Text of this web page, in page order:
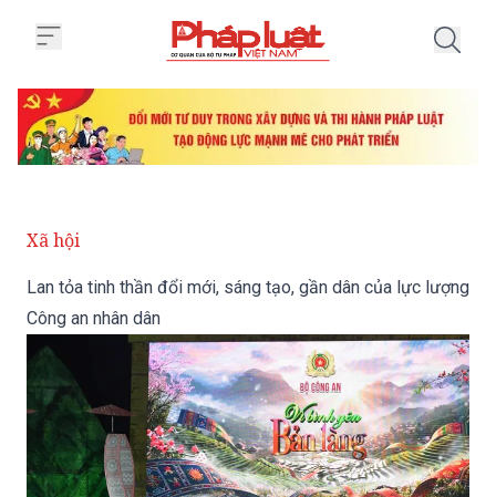
Xã hội
Lan tỏa tinh thần đổi mới, sáng tạo, gần dân của lực lượng
Công an nhân dân